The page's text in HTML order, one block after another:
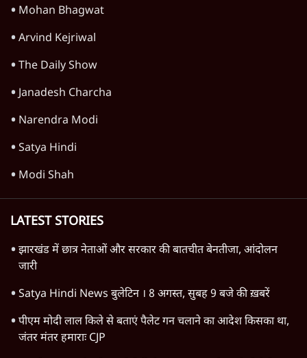
Mohan Bhagwat
Arvind Kejriwal
The Daily Show
Janadesh Charcha
Narendra Modi
Satya Hindi
Modi Shah
LATEST STORIES
झारखंड में छात्र नेताओं और सरकार की बातचीत बेनतीजा, आंदोलन
जारी
Satya Hindi News बुलेटिन । 8 अगस्त, सुबह 9 बजे की ख़बरें
पीएम मोदी लाल किले से बताएं पैलेट गन चलाने का आदेश किसका था,
जंतर मंतर हमाराः CJP